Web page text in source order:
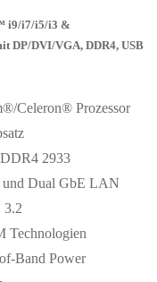
i9/i7/i5/i3 &
DP/DVI/VGA, DDR4, USB
Celeron® Prozessor
2933
Dual GbE LAN
3.2
Technologien
Band Power